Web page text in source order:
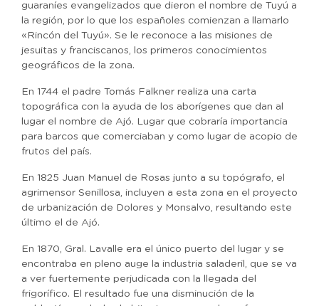
guaraníes evangelizados que dieron el nombre de Tuyú a
la región, por lo que los españoles comienzan a llamarlo
«Rincón del Tuyú». Se le reconoce a las misiones de
jesuitas y franciscanos, los primeros conocimientos
geográficos de la zona.
En 1744 el padre Tomás Falkner realiza una carta
topográfica con la ayuda de los aborígenes que dan al
lugar el nombre de Ajó. Lugar que cobraría importancia
para barcos que comerciaban y como lugar de acopio de
frutos del país.
En 1825 Juan Manuel de Rosas junto a su topógrafo, el
agrimensor Senillosa, incluyen a esta zona en el proyecto
de urbanización de Dolores y Monsalvo, resultando este
último el de Ajó.
En 1870, Gral. Lavalle era el único puerto del lugar y se
encontraba en pleno auge la industria saladeril, que se va
a ver fuertemente perjudicada con la llegada del
frigorífico. El resultado fue una disminución de la